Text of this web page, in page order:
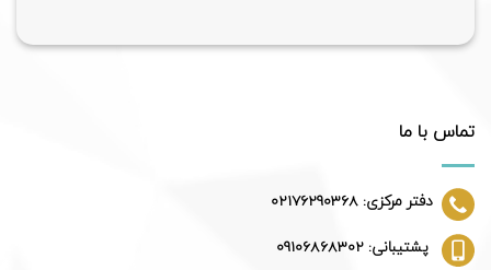
تماس با ما
دفتر مرکزی: 02176290368
پشتیبانی: 09106868302